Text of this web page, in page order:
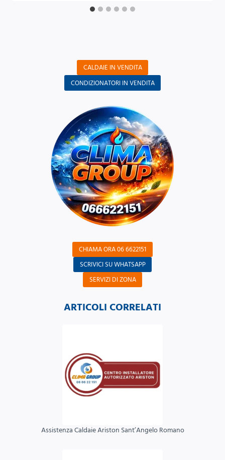
CALDAIE IN VENDITA
CONDIZIONATORI IN VENDITA
CHIAMA ORA 06 6622151
SCRIVICI SU WHATSAPP
SERVIZI DI ZONA
ARTICOLI CORRELATI
Assistenza Caldaie Ariston Sant’Angelo Romano